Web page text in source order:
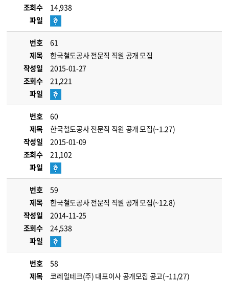
조회수
14,938
파일
번호
61
제목
한국철도공사 전문직 직원 공개 모집
작성일
2015-01-27
조회수
21,221
파일
번호
60
제목
한국철도공사 전문직 직원 공개 모집(~1.27)
작성일
2015-01-09
조회수
21,102
파일
번호
59
제목
한국철도공사 전문직 직원 공개 모집(~12.8)
작성일
2014-11-25
조회수
24,538
파일
번호
58
제목
코레일테크(주) 대표이사 공개모집 공고(~11/27)